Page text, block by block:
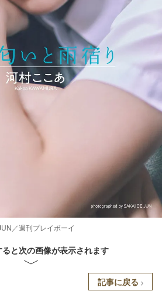
／週刊プレイボーイ
と次の画像が表示されます
記事に戻る